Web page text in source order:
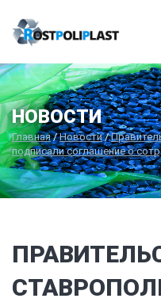
НОВОСТИ
Главная/Новости/
подписали соглашение о